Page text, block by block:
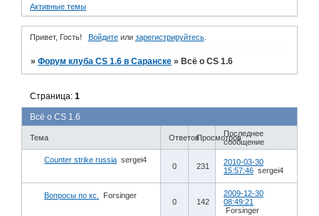
Активные темы
Привет, Гость! Войдитеили зарегистрируйтесь.
»Форум клуба CS 1.6 в Саранске » Всё о CS 1.6
Всё о CS 1.6
Страница:1
Тема ОтветовПросмотровПоследнее
сообщение
Counter strike russia sergei4
0 231
2010-03-30
15:57:46 sergei4
Вопросы по кс. Forsinger
0 142
2009-12-30
08:49:21
Forsinger